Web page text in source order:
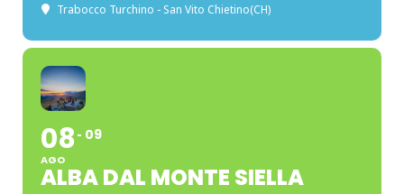
Trabocco Turchino - San Vito Chietino(CH)
08
AGO
09
ALBA DAL MONTE SIELLA